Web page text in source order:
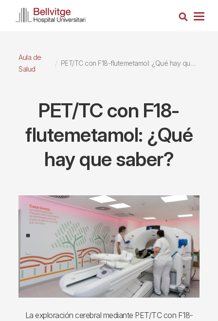
Busca
Aula de
Salud
PET/TC con F18-flutemetamol: ¿Qué hay que saber?
PET/TC con F18-
flutemetamol: ¿Qué
hay que saber?
Imagen
La exploración cerebral mediante PET/TC con F18-